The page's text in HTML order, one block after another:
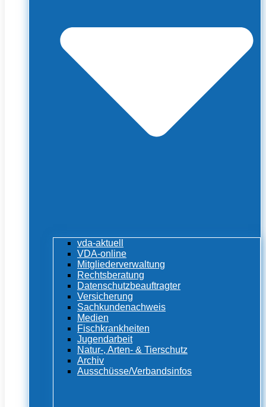
vda-aktuell
VDA-online
Mitgliederverwaltung
Rechtsberatung
Datenschutzbeauftragter
Versicherung
Sachkundenachweis
Medien
Fischkrankheiten
Jugendarbeit
Natur-, Arten- & Tierschutz
Archiv
Ausschüsse/Verbandsinfos